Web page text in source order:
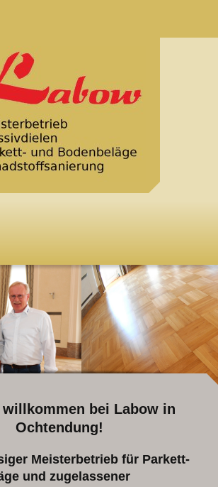
bei Labow in
Ochtendung!
Meisterbetrieb für Parkett-
und zugelassener